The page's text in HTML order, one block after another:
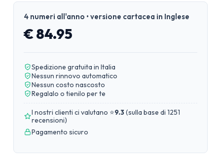
4 numeri all'anno • versione cartacea in Inglese
€ 84.95
Spedizione gratuita in Italia
Nessun rinnovo automatico
Nessun costo nascosto
Regalalo o tienilo per te
I nostri clienti ci valutano ⭐9.3(sulla base di 1251
recensioni)
Pagamento sicuro